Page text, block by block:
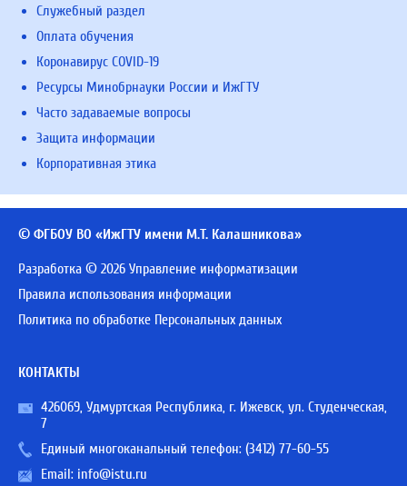
Служебный раздел
Оплата обучения
Коронавирус COVID-19
Ресурсы Минобрнауки России и ИжГТУ
Часто задаваемые вопросы
Защита информации
Корпоративная этика
© ФГБОУ ВО «ИжГТУ имени М.Т. Калашникова»
Разработка © 2026 Управление информатизации
Правила использования информации
Политика по обработке Персональных данных
КОНТАКТЫ
426069, Удмуртская Республика, г. Ижевск, ул. Студенческая,
7
Единый многоканальный телефон: (3412) 77-60-55
Email: info@istu.ru